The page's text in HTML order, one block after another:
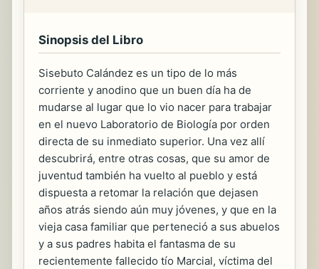
Sinopsis del Libro
Sisebuto Calández es un tipo de lo más
corriente y anodino que un buen día ha de
mudarse al lugar que lo vio nacer para trabajar
en el nuevo Laboratorio de Biología por orden
directa de su inmediato superior. Una vez allí
descubrirá, entre otras cosas, que su amor de
juventud también ha vuelto al pueblo y está
dispuesta a retomar la relación que dejasen
años atrás siendo aún muy jóvenes, y que en la
vieja casa familiar que perteneció a sus abuelos
y a sus padres habita el fantasma de su
recientemente fallecido tío Marcial, víctima del